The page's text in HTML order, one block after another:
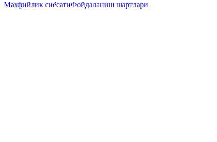
Махфийлик сиёсатиФойдаланиш шартлари